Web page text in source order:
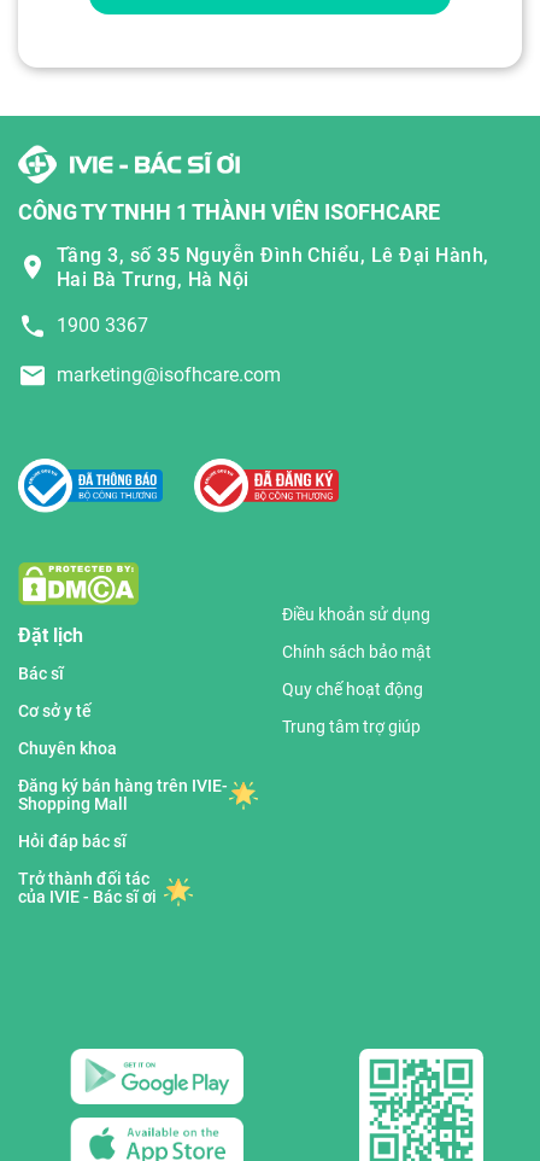
CÔNG TY TNHH 1 THÀNH VIÊN ISOFHCARE
Tầng 3, số 35 Nguyễn Đình Chiểu, Lê Đại Hành,
Hai Bà Trưng, Hà Nội
1900 3367
marketing@isofhcare.com
Đặt lịch
Bác sĩ
Cơ sở y tế
Chuyên khoa
Đăng ký bán hàng trên IVIE-
Shopping Mall
Hỏi đáp bác sĩ
Trở thành đối tác
của IVIE - Bác sĩ ơi
Điều khoản sử dụng
Chính sách bảo mật
Quy chế hoạt động
Trung tâm trợ giúp